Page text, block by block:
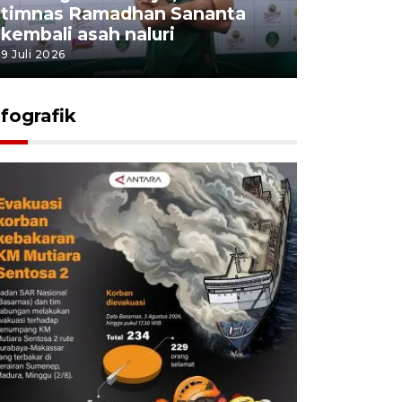
timnas Ramadhan Sananta
kembali asah naluri
9 Juli 2026